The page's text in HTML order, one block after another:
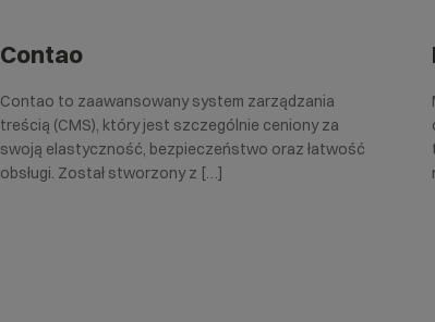
Contao
Contao to zaawansowany system zarządzania
treścią (CMS), który jest szczególnie ceniony za
swoją elastyczność, bezpieczeństwo oraz łatwość
obsługi. Został stworzony z […]